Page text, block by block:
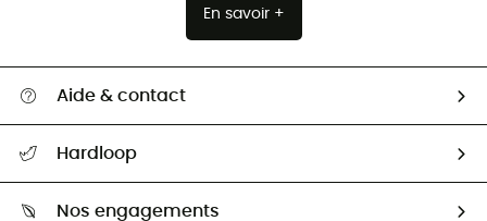
En savoir +
Aide & contact
Retour & remboursement
Guide des tailles
Hardloop
Nos engagements